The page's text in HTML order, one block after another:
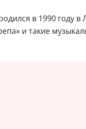
в 1990 году
и такие